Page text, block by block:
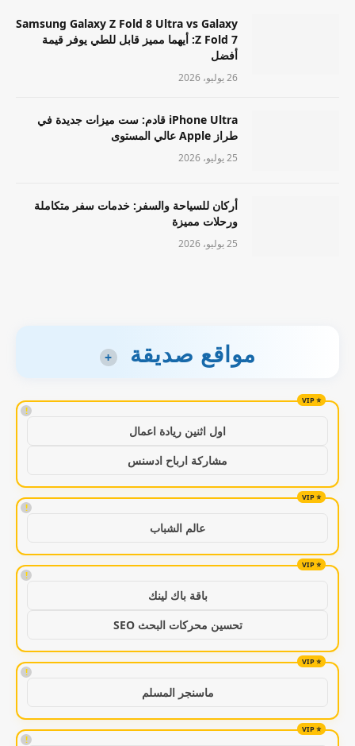
Samsung Galaxy Z Fold 8 Ultra vs Galaxy
Z Fold 7: أيهما مميز قابل للطي يوفر قيمة
أفضل
26 يوليو، 2026
iPhone Ultra قادم: ست ميزات جديدة في
طراز Apple عالي المستوى
25 يوليو، 2026
أركان للسياحة والسفر: خدمات سفر متكاملة
ورحلات مميزة
25 يوليو، 2026
مواقع صديقة +
!
اول اثنين ريادة اعمال
مشاركة ارباح ادسنس
!
عالم الشباب
!
باقة باك لينك
تحسين محركات البحث SEO
!
ماسنجر المسلم
!